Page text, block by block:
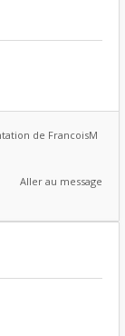
de FrancoisM
Aller au message